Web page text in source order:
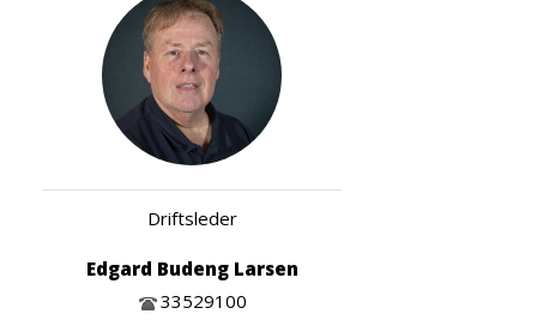
Driftsleder
Edgard Budeng Larsen
33529100